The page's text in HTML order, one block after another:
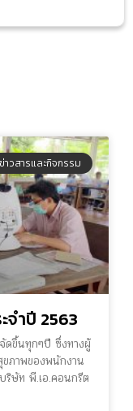
ข่าวสารและกิจกรรม
ำปี 2563
ดขึ้นทุกๆปี ซึ่งทางผู้
ขภาพของพนักงาน
ษัท พี.เอ.คอนกรีต